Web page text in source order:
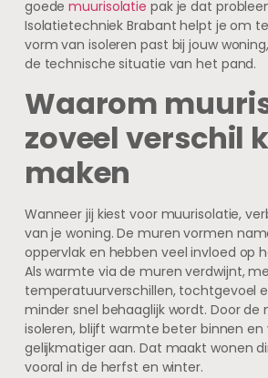
goede muurisolatie pak je dat
Isolatietechniek Brabant helpt je om
vorm van isoleren past bij jouw
de technische situatie van het pand.
Waarom
zoveel verschil
maken
Wanneer jij kiest voor muurisolatie,
van je woning. De muren vormen
oppervlak en hebben veel invloed op
Als warmte via de muren verdwijnt,
temperatuurverschillen, tochtgevoel
minder snel behaaglijk wordt. Door de
isoleren, blijft warmte beter binnen en
gelijkmatiger aan. Dat maakt wonen
vooral in de herfst en winter.